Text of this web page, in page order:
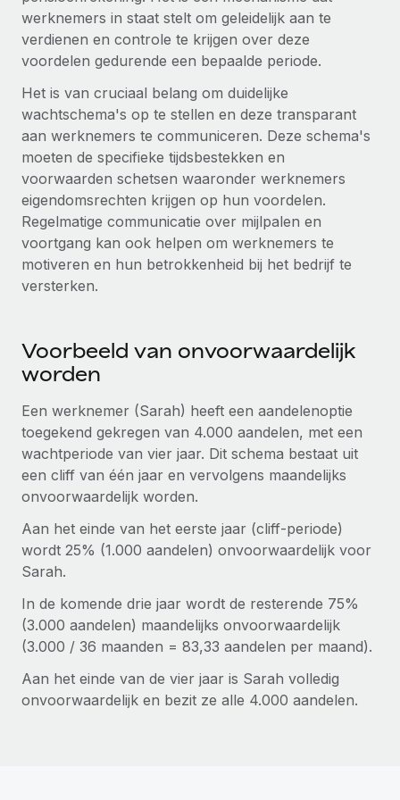
Zzp'ers internationaal onboarden en beheren
PEO
Ingewikkelde HR-taken eenvoudig uitbesteden
INFRASTRUCTUUR
Remote Embedded
HR naadloos in workflows integreren
Platform
Ingebouwde essentiële HR-functies voor je team
Verbinden Nieuw
AI-tools koppelen aan Remote met onze MCP
Processen stroomlijnen met essentiële zakelijke tools
DIENSTEN
Vraag een expert
Krijg hulp van global HR- en juridische experts
Achtergrondonderzoek
Vereenvoudig het screeningsproces van
kandidaten
Blijf compliance-risico's voor
Apparaatbeheer
Entiteiten oprichten
Flexibele global HR en payroll solutions voor groeiende
bedrijven
Mid-market
Teams uitbreiden met HR solutions op maat
Enterprise
Global HR voor grote bedrijven
Integreer global HR flexibel in je platform
Een partner worden
Ontdek hoe je met ons kunt samenwerken
Remote Build
Binnenkort beschikbaar
Integraties en advies over AI-automatiseringen
CASESTUDY'S
Betalingscalculator voor zzp'ers
Ontdek valuta-opties en betaalsnelheden voor
internationale zzp'ers
LEREN MET REMOTE
Onderzoek en gidsen
Casestudy's
HR-woordenlijst
Checklists en templates
Bibliotheek met functiebeschrijvingen
Evenementen
Inzicht in salaris en talent
Inzichtencentrum
Alle bronnen bekijken
BLOG
Global Payroll
EOR en PEO
Contractor Management
Nederlands
Deutsch
Español
Italiano
Português (Portugal)
日本語
中文（简体）
Inloggen
werknemers in staat stelt om geleidelijk aan te
verdienen en controle te krijgen over deze
voordelen gedurende een bepaalde periode.
Het is van cruciaal belang om duidelijke
wachtschema's op te stellen en deze transparant
aan werknemers te communiceren. Deze schema's
moeten de specifieke tijdsbestekken en
voorwaarden schetsen waaronder werknemers
eigendomsrechten krijgen op hun voordelen.
Regelmatige communicatie over mijlpalen en
voortgang kan ook helpen om werknemers te
motiveren en hun betrokkenheid bij het bedrijf te
versterken.
Voorbeeld van onvoorwaardelijk
worden
Een werknemer (Sarah) heeft een aandelenoptie
toegekend gekregen van 4.000 aandelen, met een
wachtperiode van vier jaar. Dit schema bestaat uit
een cliff van één jaar en vervolgens maandelijks
onvoorwaardelijk worden.
Aan het einde van het eerste jaar (cliff-periode)
wordt 25% (1.000 aandelen) onvoorwaardelijk voor
Sarah.
In de komende drie jaar wordt de resterende 75%
(3.000 aandelen) maandelijks onvoorwaardelijk
(3.000 / 36 maanden = 83,33 aandelen per maand).
Aan het einde van de vier jaar is Sarah volledig
onvoorwaardelijk en bezit ze alle 4.000 aandelen.